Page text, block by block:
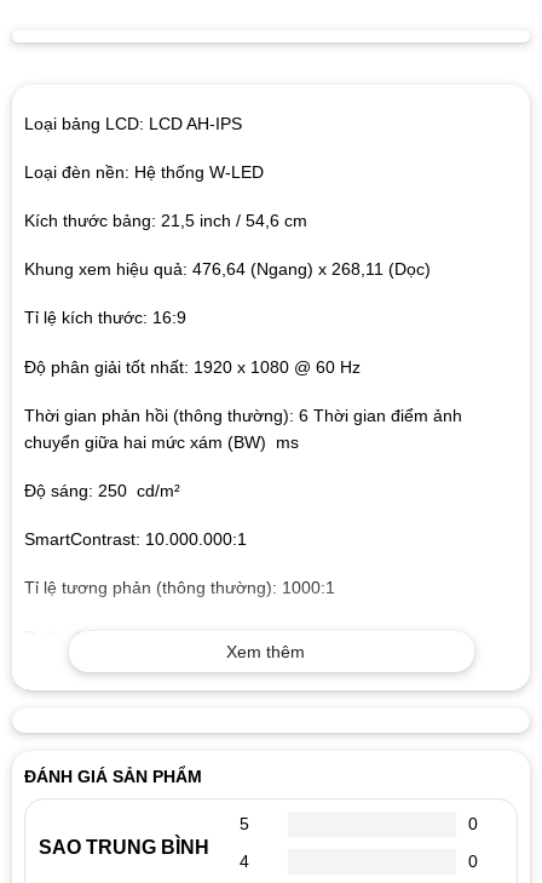
Loại bảng LCD: LCD AH-IPS
Loại đèn nền: Hệ thống W-LED
Kích thước bảng: 21,5 inch / 54,6 cm
Khung xem hiệu quả: 476,64 (Ngang) x 268,11 (Dọc)
Tỉ lệ kích thước: 16:9
Độ phân giải tốt nhất: 1920 x 1080 @ 60 Hz
Thời gian phản hồi (thông thường): 6 Thời gian điểm ảnh
chuyển giữa hai mức xám (BW) ms
Độ sáng: 250 cd/m²
SmartContrast: 10.000.000:1
Tỉ lệ tương phản (thông thường): 1000:1
Bước điểm ảnh: 0,248 x 0,248 mm
Góc nhìn
178º (Ngang) / 178º (Dọc)
@ C/R > 10
Số màu màn hình: 16,7 triệu
Tần số quét: 30 -83 kHz (Ngang) / 56 -76 Hz (Dọc)
Xem thêm
ĐÁNH GIÁ SẢN PHẨM
SAO TRUNG BÌNH
5
0
4
0